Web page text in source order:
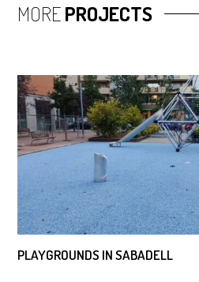
MOREPROJECTS
PLAYGROUNDS IN SABADELL